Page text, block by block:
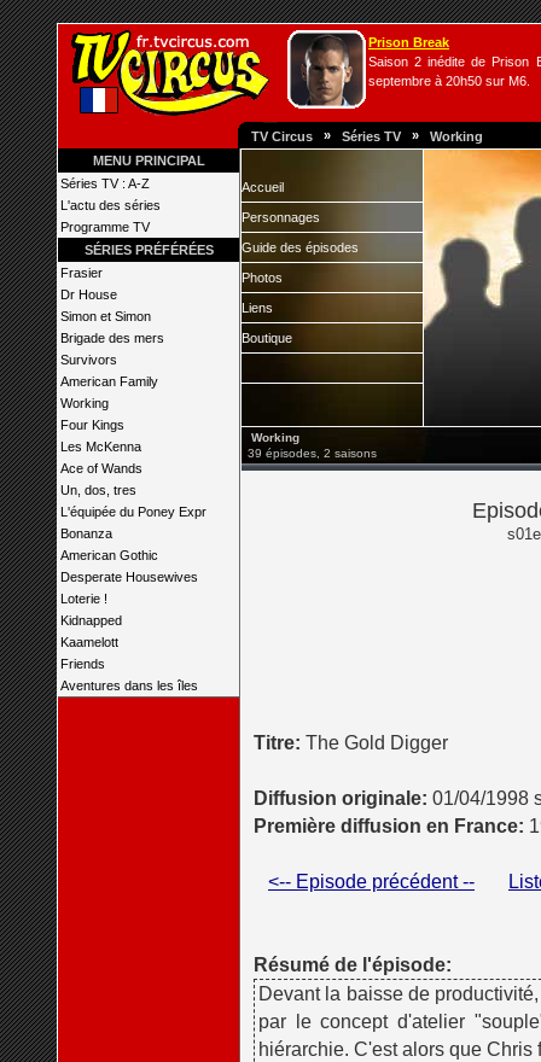
Prison Break
Saison 2 inédite de Prison
septembre à 20h50 sur M6.
TV Circus » Séries TV » Working
MENU PRINCIPAL
Séries TV : A-Z
L'actu des séries
Programme TV
SÉRIES PRÉFÉRÉES
Frasier
Dr House
Simon et Simon
Brigade des mers
Survivors
American Family
Working
Four Kings
Les McKenna
Ace of Wands
Un, dos, tres
L'équipée du Poney Expr
Bonanza
American Gothic
Desperate Housewives
Loterie !
Kidnapped
Kaamelott
Friends
Aventures dans les îles
Accueil
Personnages
Guide des épisodes
Photos
Liens
Boutique
Working
39 épisodes, 2 saisons
Titre: The Gold Digger
Diffusion originale: 01/04/1998
Première diffusion en France:
<-- Episode précédent --
Résumé de l'épisode:
Devant la baisse de
par le concept d'atelier
hiérarchie. C'est alors que